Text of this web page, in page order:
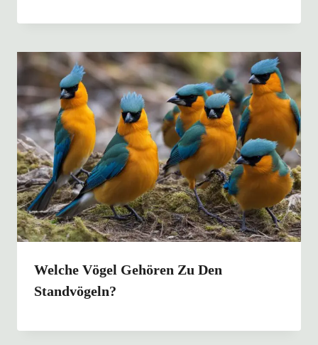
Welche Vögel Gehören Zu Den
Standvögeln?